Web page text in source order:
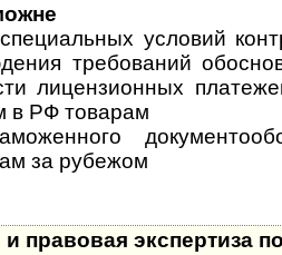
условий
требований
лицензионных
в РФ товарам
за рубежом
и правовая экспертиза